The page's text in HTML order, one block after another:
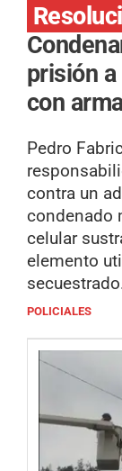
prisión
con
Pedro
contra un
condenado
celular
elemento
POLICIALES